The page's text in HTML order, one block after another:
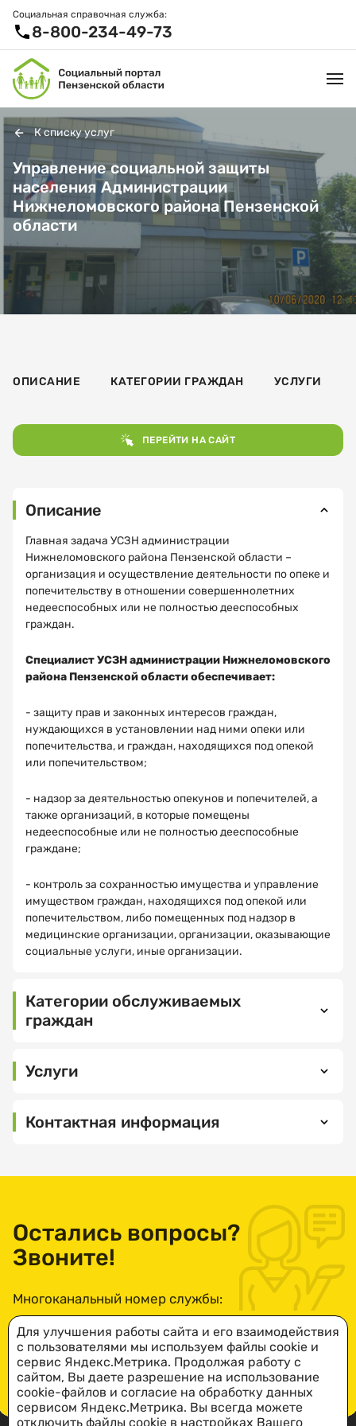
Социальная справочная служба:
8-800-234-49-73
УСЛУГИ И ЛЬГОТЫ
ОРГАНИЗАЦИИ
ПРОЕКТЫ И СЕРВИСЫ
АКТИВНОЕ ДОЛГОЛЕТИЕ
СПРАВОЧНАЯ СЛУЖБА
К списку услуг
Управление социальной защиты
населения Администрации
Нижнеломовского района Пензенской
области
ОПИСАНИЕ КАТЕГОРИИ ГРАЖДАН УСЛУГИ
ПЕРЕЙТИ НА САЙТ
Описание
Главная задача УСЗН администрации
Нижнеломовского района Пензенской области –
организация и осуществление деятельности по опеке и
попечительству в отношении совершеннолетних
недееспособных или не полностью дееспособных
граждан.
Специалист УСЗН администрации Нижнеломовского
района Пензенской области обеспечивает:
- защиту прав и законных интересов граждан,
нуждающихся в установлении над ними опеки или
попечительства, и граждан, находящихся под опекой
или попечительством;
- надзор за деятельностью опекунов и попечителей, а
также организаций, в которые помещены
недееспособные или не полностью дееспособные
граждане;
- контроль за сохранностью имущества и управление
имуществом граждан, находящихся под опекой или
попечительством, либо помещенных под надзор в
медицинские организации, организации, оказывающие
социальные услуги, иные организации.
Категории обслуживаемых
граждан
Услуги
Контактная информация
Советская
площадь, 6
Б
ПОСМОТРЕТЬ
НА КАРТЕ
Понедельник
— пятница: c
8.30:00 до
17:30.
Обеденный
Остались вопросы?
Звоните!
Многоканальный номер службы:
8-800-234-49-73
ПОДРОБНЕЕ
Как
вас
зовут?
Электронная
почта
Ваш
организацию
Выберите
услугу
Выберите
дату
посещения
Выберите
время
Спасибо!
Для улучшения работы сайта и его взаимодействия
с пользователями мы используем файлы cookie и
сервис Яндекс.Метрика. Продолжая работу с
сайтом, Вы даете разрешение на использование
cookie-файлов и согласие на обработку данных
сервисом Яндекс.Метрика. Вы всегда можете
отключить файлы cookie в настройках Вашего